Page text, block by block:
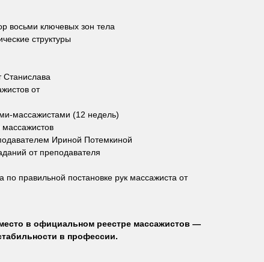
восьми ключевых зон тела
структуры
Станислава
от
массажистами (12 недель)
массажистов
Ириной Потемкиной
от преподавателя
по правильной постановке рук массажиста от
в официальном реестре массажистов —
в профессии.